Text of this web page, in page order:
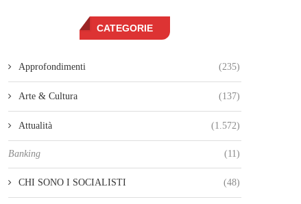
CATEGORIE
Approfondimenti (235)
Arte & Cultura (137)
Attualità (1.572)
Banking (11)
CHI SONO I SOCIALISTI (48)